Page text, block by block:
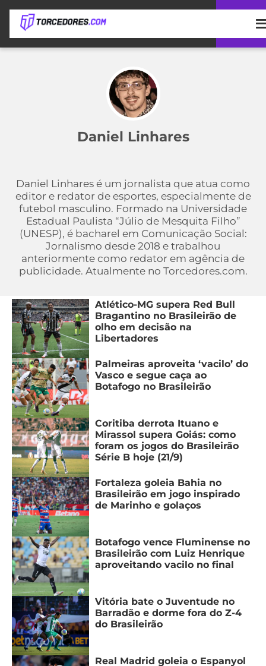
APOSTAS
MELHORES
APOSTAS
2026
CÓDIGO
PROMOCIONAL
BETBOOM
DE
INDICAÇÃO
BET365
CÓDIGO
BETANO
MELHORES
APPS
DE
APOSTAS
CASSINOS
ONLINE
MELHORES
CASSINOS
ONLINE
2026
MEU
TIME
PALMEIRAS
SÃO
PAULO
SANTOS
FLAMENGO
FLUMINENSE
BOTAFOGO
VASCO
INTERNACIONAL
GRÊMIO
ATLÉTICO
MG
CRUZEIRO
CAMPEONATOS
BRASILEIRÃO
SÉRIE
A
LIBERTADORES
COPA
DO
BRASIL
PREMIER
LEAGUE
COPA
SUL-
AMERICANA
LIGA
DOS
CAMPEÕES
LALIGA
MÍDIA
ESPORTIVA
DA
BOLA
PALPITES
Daniel Linhares
Daniel Linhares é um jornalista que atua como
editor e redator de esportes, especialmente de
futebol masculino. Formado na Universidade
Estadual Paulista “Júlio de Mesquita Filho”
(UNESP), é bacharel em Comunicação Social:
Jornalismo desde 2018 e trabalhou
anteriormente como redator em agência de
publicidade. Atualmente no Torcedores.com.
Atlético-MG supera Red Bull
Bragantino no Brasileirão de
olho em decisão na
Libertadores
Palmeiras aproveita ‘vacilo’ do
Vasco e segue caça ao
Botafogo no Brasileirão
Coritiba derrota Ituano e
Mirassol supera Goiás: como
foram os jogos do Brasileirão
Série B hoje (21/9)
Fortaleza goleia Bahia no
Brasileirão em jogo inspirado
de Marinho e golaços
Botafogo vence Fluminense no
Brasileirão com Luiz Henrique
aproveitando vacilo no final
Vitória bate o Juventude no
Barradão e dorme fora do Z-4
do Brasileirão
Real Madrid goleia o Espanyol